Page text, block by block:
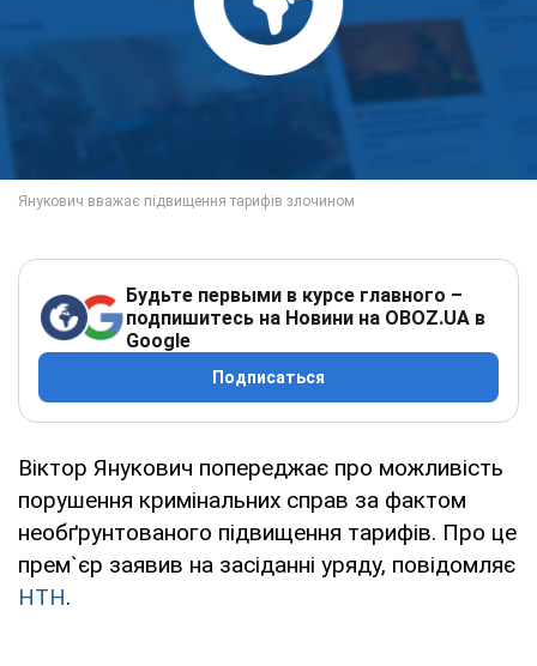
Будьте первыми в курсе главного –
подпишитесь на Новини на OBOZ.UA в
Google
Подписаться
Віктор Янукович попереджає про можливість
порушення кримінальних справ за фактом
необґрунтованого підвищення тарифів. Про це
прем`єр заявив на засіданні уряду, повідомляє
НТН.